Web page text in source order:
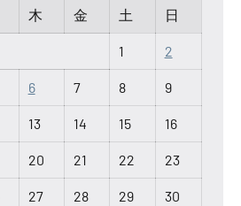
木 金 土 日
1 2
6 7 8 9
13 14 15 16
20 21 22 23
27 28 29 30